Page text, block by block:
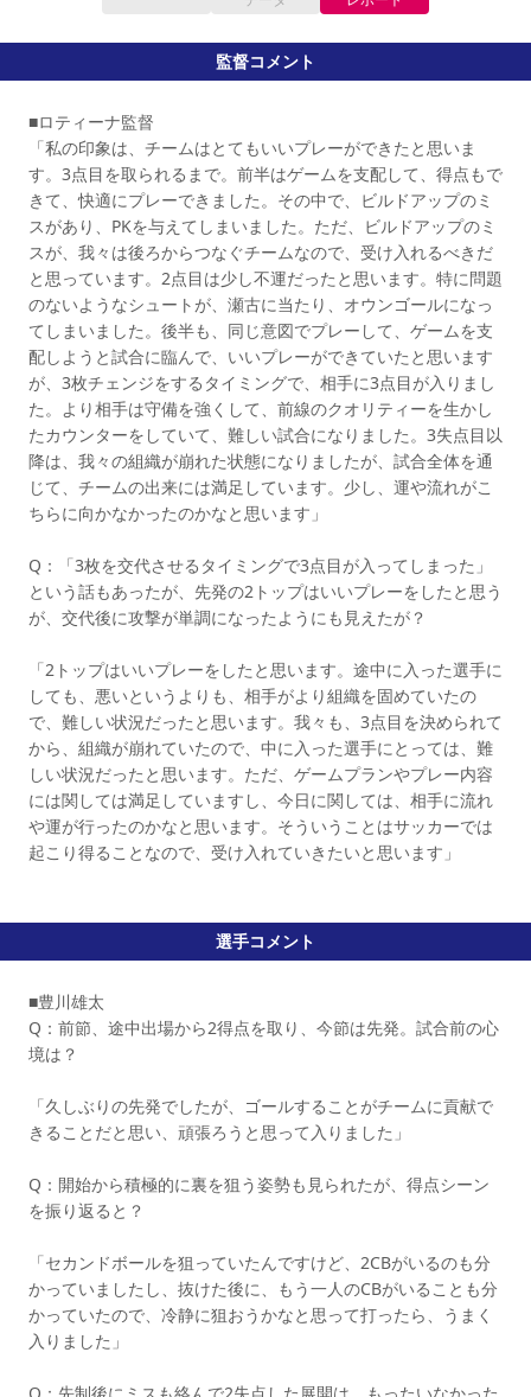
よくある質問セレッソフットサルパーク
セレッソフットサルパーク長居
セレッソ大阪アカデミー
大人のサッカースクール
監督コメント
■ロティーナ監督
「私の印象は、チームはとてもいいプレーができたと思いま
す。3点目を取られるまで。前半はゲームを支配して、得点もで
きて、快適にプレーできました。その中で、ビルドアップのミ
スがあり、PKを与えてしまいました。ただ、ビルドアップのミ
スが、我々は後ろからつなぐチームなので、受け入れるべきだ
と思っています。2点目は少し不運だったと思います。特に問題
のないようなシュートが、瀬古に当たり、オウンゴールになっ
てしまいました。後半も、同じ意図でプレーして、ゲームを支
配しようと試合に臨んで、いいプレーができていたと思います
が、3枚チェンジをするタイミングで、相手に3点目が入りまし
た。より相手は守備を強くして、前線のクオリティーを生かし
たカウンターをしていて、難しい試合になりました。3失点目以
降は、我々の組織が崩れた状態になりましたが、試合全体を通
じて、チームの出来には満足しています。少し、運や流れがこ
ちらに向かなかったのかなと思います」
Q：「3枚を交代させるタイミングで3点目が入ってしまった」
という話もあったが、先発の2トップはいいプレーをしたと思う
が、交代後に攻撃が単調になったようにも見えたが？
「2トップはいいプレーをしたと思います。途中に入った選手に
しても、悪いというよりも、相手がより組織を固めていたの
で、難しい状況だったと思います。我々も、3点目を決められて
から、組織が崩れていたので、中に入った選手にとっては、難
しい状況だったと思います。ただ、ゲームプランやプレー内容
には関しては満足していますし、今日に関しては、相手に流れ
や運が行ったのかなと思います。そういうことはサッカーでは
起こり得ることなので、受け入れていきたいと思います」
選手コメント
■豊川雄太
Q：前節、途中出場から2得点を取り、今節は先発。試合前の心
境は？
「久しぶりの先発でしたが、ゴールすることがチームに貢献で
きることだと思い、頑張ろうと思って入りました」
Q：開始から積極的に裏を狙う姿勢も見られたが、得点シーン
を振り返ると？
「セカンドボールを狙っていたんですけど、2CBがいるのも分
かっていましたし、抜けた後に、もう一人のCBがいることも分
かっていたので、冷静に狙おうかなと思って打ったら、うまく
入りました」